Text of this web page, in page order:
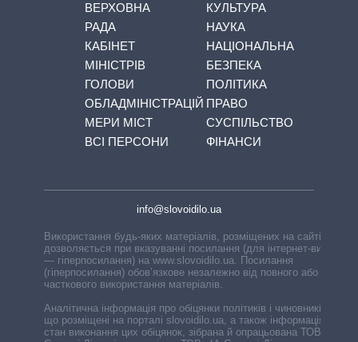
ВЕРХОВНА
РАДА
КАБІНЕТ
МІНІСТРІВ
ГОЛОВИ
ОБЛАДМІНІСТРАЦІЙ
МЕРИ МІСТ
ВСІ ПЕРСОНИ
КУЛЬТУРА
НАУКА
НАЦІОНАЛЬНА
БЕЗПЕКА
ПОЛІТИКА
ПРАВО
СУСПІЛЬСТВО
ФІНАНСИ
info@slovoidilo.ua
Використання будь-яких матеріалів, розміщених на сайті,
дозволяється при вказуванні посилання (для інтернет-видань
— гіперпосилання) на www.slovoidilo.ua. Посилання
(гіперпосилання) обов’язкове незалежно від повного або
часткового використання матеріалів.
Аналітична інформація про обіцянки політиків і чиновників,
що розміщені на порталі slovoidilo.ua, а також інформація про
стан виконання цих обіцянок, зібрана й опрацьована ТОВ «ІА